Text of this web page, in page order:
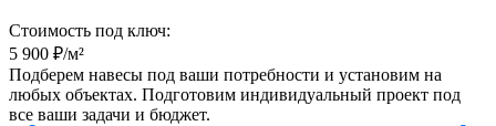
Стоимость под ключ:
5 900 ₽/м²
Подберем навесы под ваши потребности и установим на
любых объектах. Подготовим индивидуальный проект под
все ваши задачи и бюджет.